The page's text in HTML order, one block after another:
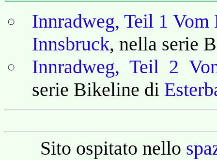
Innradweg, Teil 1 Vom
Innsbruck, nella serie
Innradweg, Teil 2
serie Bikeline di
Sito ospitato nello